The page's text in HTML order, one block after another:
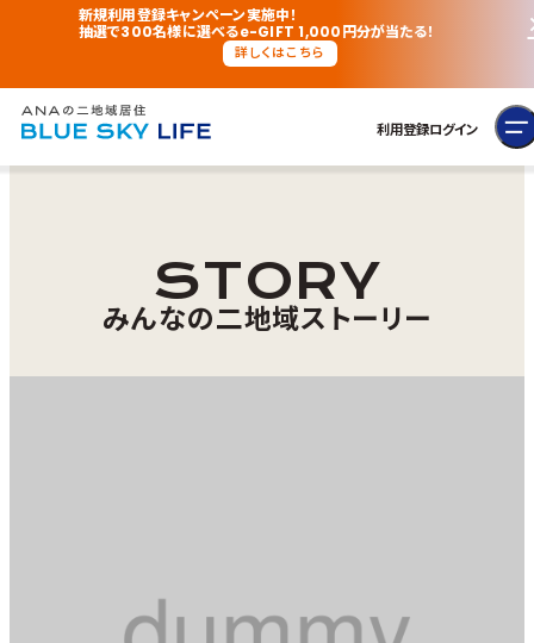
新規利用登録キャンペーン実施中！
抽選で300名様に選べるe-GIFT 1,000円分が当たる！
詳しくはこちら
利用登録ログイン
STORY
みんなの二地域ストーリー